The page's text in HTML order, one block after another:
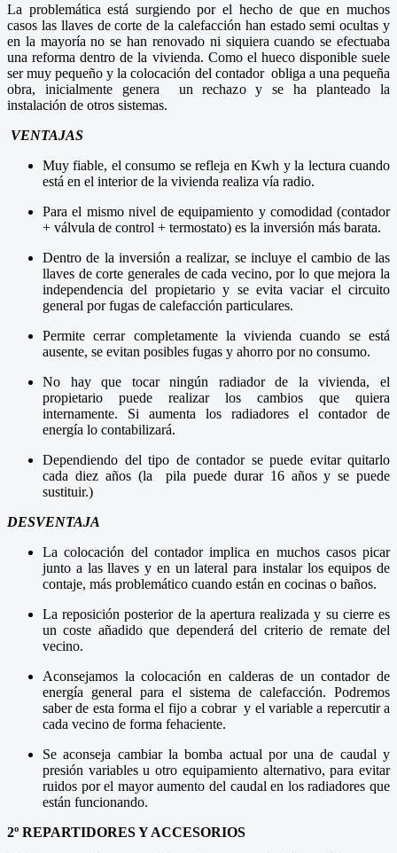
La problemática está surgiendo por el hecho de que en muchos
casos las llaves de corte de la calefacción han estado semi ocultas y
en la mayoría no se han renovado ni siquiera cuando se efectuaba
una reforma dentro de la vivienda. Como el hueco disponible suele
ser muy pequeño y la colocación del contador obliga a una pequeña
obra, inicialmente genera un rechazo y se ha planteado la
instalación de otros sistemas.
VENTAJAS
Muy fiable, el consumo se refleja en Kwh y la lectura cuando
está en el interior de la vivienda realiza vía radio.
Para el mismo nivel de equipamiento y comodidad (contador
+ válvula de control + termostato) es la inversión más barata.
Dentro de la inversión a realizar, se incluye el cambio de las
llaves de corte generales de cada vecino, por lo que mejora la
independencia del propietario y se evita vaciar el circuito
general por fugas de calefacción particulares.
Permite cerrar completamente la vivienda cuando se está
ausente, se evitan posibles fugas y ahorro por no consumo.
No hay que tocar ningún radiador de la vivienda, el
propietario puede realizar los cambios que quiera
internamente. Si aumenta los radiadores el contador de
energía lo contabilizará.
Dependiendo del tipo de contador se puede evitar quitarlo
cada diez años (la pila puede durar 16 años y se puede
sustituir.)
DESVENTAJA
La colocación del contador implica en muchos casos picar
junto a las llaves y en un lateral para instalar los equipos de
contaje, más problemático cuando están en cocinas o baños.
La reposición posterior de la apertura realizada y su cierre es
un coste añadido que dependerá del criterio de remate del
vecino.
Aconsejamos la colocación en calderas de un contador de
energía general para el sistema de calefacción. Podremos
saber de esta forma el fijo a cobrar y el variable a repercutir a
cada vecino de forma fehaciente.
Se aconseja cambiar la bomba actual por una de caudal y
presión variables u otro equipamiento alternativo, para evitar
ruidos por el mayor aumento del caudal en los radiadores que
están funcionando.
2º REPARTIDORES Y ACCESORIOS